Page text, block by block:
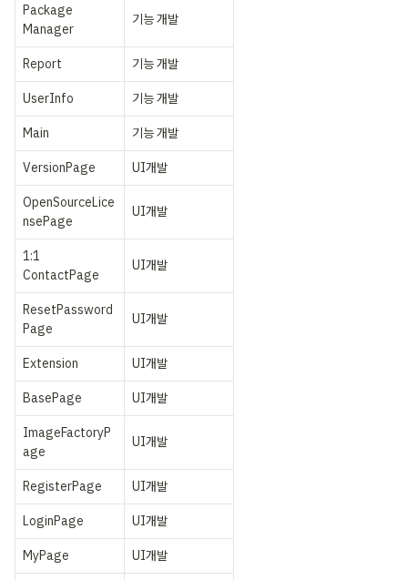
Package
Manager
기능 개발
Report 기능 개발
UserInfo 기능 개발
Main 기능 개발
VersionPage UI개발
OpenSourceLice
nsePage
UI개발
1:1
ContactPage
UI개발
ResetPassword
Page
UI개발
Extension UI개발
BasePage UI개발
ImageFactoryP
age
UI개발
RegisterPage UI개발
LoginPage UI개발
MyPage UI개발